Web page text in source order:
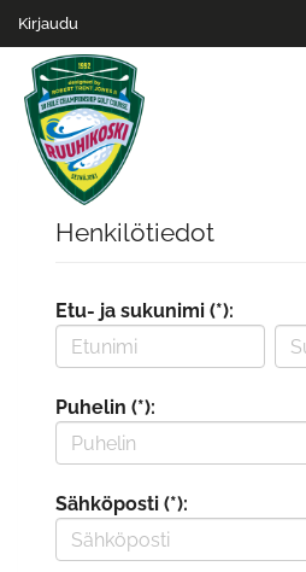
Kirjaudu
Henkilötiedot
Etu- ja sukunimi (*):
Puhelin (*):
Sähköposti (*):